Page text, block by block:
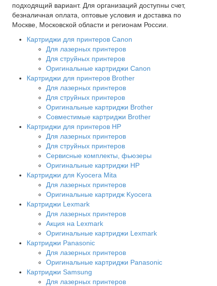
подходящий вариант. Для организаций доступны счет,
безналичная оплата, оптовые условия и доставка по
Москве, Московской области и регионам России.
Картриджи для принтеров Сanon
Для лазерных принтеров
Для струйных принтеров
Оригинальные картриджи Canon
Картриджи для принтеров Brother
Для лазерных принтеров
Для струйных принтеров
Оригинальные картриджи Brother
Совместимые картриджи Brother
Картриджи для принтеров HP
Для лазерных принтеров
Для струйных принтеров
Сервисные комплекты, фьюзеры
Оригинальные картриджи HP
Картриджи для Kyocera Mita
Для лазерных принтеров
Оригинальные картридж Kyocera
Картриджи Lexmark
Для лазерных принтеров
Акция на Lexmark
Оригинальные картриджи Lexmark
Картриджи Panasonic
Для лазерных принтеров
Оригинальные картриджи Panasonic
Картриджи Samsung
Для лазерных принтеров